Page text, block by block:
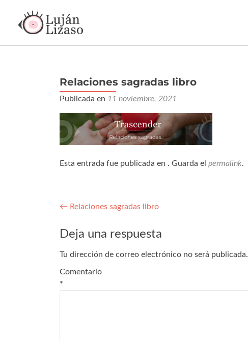
Relaciones sagradas libro
Publicada en 11 noviembre, 2021
Esta entrada fue publicada en . Guarda el permalink.
← Relaciones sagradas libro
Deja una respuesta
Tu dirección de correo electrónico no será publicada.
Comentario
*